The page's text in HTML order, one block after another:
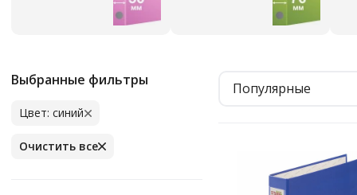
Выбранные фильтры
Цвет: синий
Очистить все
Популярные